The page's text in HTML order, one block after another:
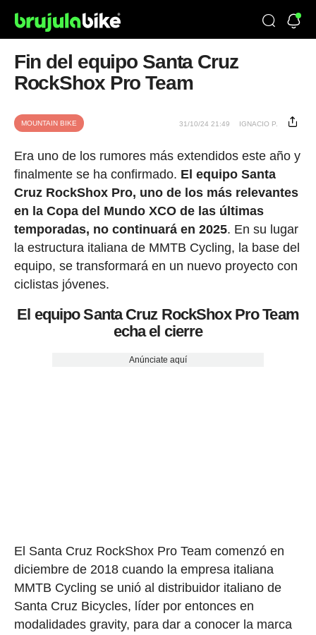
Fin del equipo Santa Cruz
RockShox Pro Team
MOUNTAIN BIKE 31/10/24 21:49 IGNACIO P.
Era uno de los rumores más extendidos este año y
finalmente se ha confirmado. El equipo Santa
Cruz RockShox Pro, uno de los más relevantes
en la Copa del Mundo XCO de las últimas
temporadas, no continuará en 2025. En su lugar
la estructura italiana de MMTB Cycling, la base del
equipo, se transformará en un nuevo proyecto con
ciclistas jóvenes.
El equipo Santa Cruz RockShox Pro Team
echa el cierre
Anúnciate aquí
El Santa Cruz RockShox Pro Team comenzó en
diciembre de 2018 cuando la empresa italiana
MMTB Cycling se unió al distribuidor italiano de
Santa Cruz Bicycles, líder por entonces en
modalidades gravity, para dar a conocer la marca